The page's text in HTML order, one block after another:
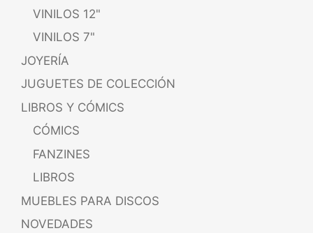
VINILOS 12"
VINILOS 7"
JOYERÍA
JUGUETES DE COLECCIÓN
LIBROS Y CÓMICS
CÓMICS
FANZINES
LIBROS
MUEBLES PARA DISCOS
NOVEDADES